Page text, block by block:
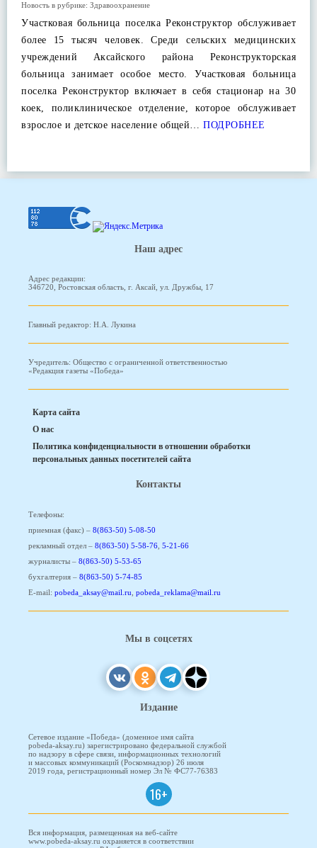
Новость в рубрике: Здравоохранение
Участковая больница поселка Реконструктор обслуживает
более 15 тысяч человек. Среди сельских медицинских
учреждений Аксайского района Реконструкторская
больница занимает особое место. Участковая больница
поселка Реконструктор включает в себя стационар на 30
коек, поликлиническое отделение, которое обслуживает
взрослое и детское население общей… ПОДРОБНЕЕ
Наш адрес
Адрес редакции:
346720, Ростовская область, г. Аксай, ул. Дружбы, 17
Главный редактор: Н.А. Лукина
Учредитель: Общество с ограниченной ответственностью
«Редакция газеты «Победа»
Карта сайта
О нас
Политика конфиденциальности в отношении обработки
персональных данных посетителей сайта
Контакты
Телефоны:
приемная (факс) – 8(863-50) 5-08-50
рекламный отдел – 8(863-50) 5-58-76 5-21-66
журналисты – 8(863-50) 5-53-65
бухгалтерия – 8(863-50) 5-74-85
E-mail: pobeda_aksay@mail.ru pobeda_reklama@mail.ru
Мы в соцсетях
Издание
Сетевое издание «Победа» (доменное имя сайта
pobeda-aksay.ru) зарегистрировано федеральной службой
по надзору в сфере связи, информационных технологий
и массовых коммуникаций (Роскомнадзор) 26 июля
2019 года, регистрационный номер Эл № ФС77-76383
16+
Вся информация, размещенная на веб-сайте
www.pobeda-aksay.ru охраняется в соответствии